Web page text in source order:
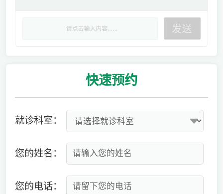
快速预约
就诊科室：
您的姓名：
您的电话：